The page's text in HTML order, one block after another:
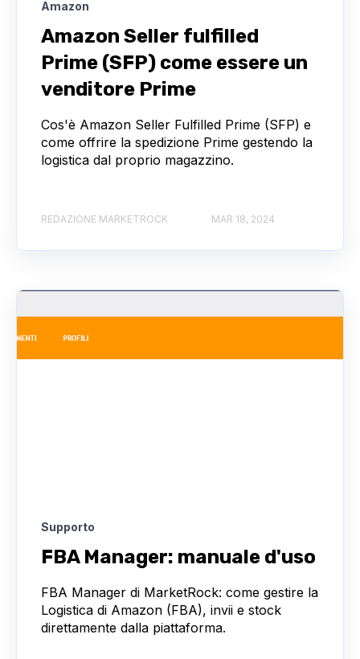
Amazon
Amazon Seller fulfilled
Prime (SFP) come essere un
venditore Prime
Cos'è Amazon Seller Fulfilled Prime (SFP) e
come offrire la spedizione Prime gestendo la
logistica dal proprio magazzino.
REDAZIONE MARKETROCK MAR 18, 2024
Supporto
FBA Manager: manuale d'uso
FBA Manager di MarketRock: come gestire la
Logistica di Amazon (FBA), invii e stock
direttamente dalla piattaforma.